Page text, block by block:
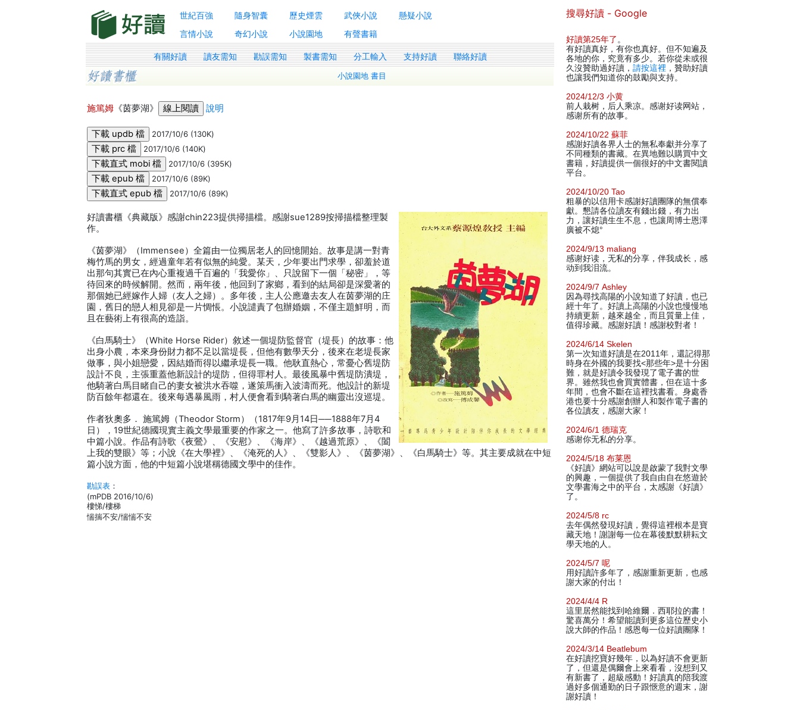
世紀百強 隨身智囊 歷史煙雲 武俠小說
懸疑小說
言情小說
奇幻小說 小說園地 有聲書籍
有關好讀 讀友需知 勘誤需知 製書需知 分工輸入 支持好讀 聯絡好讀
小說園地 書目
施篤姆 《茵夢湖》 說明
2017/10/6 (130K)
2017/10/6 (140K)
2017/10/6 (395K)
2017/10/6 (89K)
2017/10/6 (89K)
好讀書櫃《典藏版》感謝chin223提供掃描檔。感謝sue1289按掃描檔整理製
作。
《茵夢湖》（Immensee）全篇由一位獨居老人的回憶開始。故事是講一對青
梅竹馬的男女，經過童年若有似無的純愛。某天，少年要出門求學，卻羞於道
出那句其實已在內心重複過千百遍的「我愛你」、只說留下一個「秘密」，等
待回來的時候解開。然而，兩年後，他回到了家鄉，看到的結局卻是深愛著的
那個她已經嫁作人婦（友人之婦）。多年後，主人公應邀去友人在茵夢湖的庄
園，舊日的戀人相見卻是一片惆悵。小說譴責了包辦婚姻，不僅主題鮮明，而
且在藝術上有很高的造詣。
《白馬騎士》（White Horse Rider）敘述一個堤防監督官（堤長）的故事：他
出身小農，本來身份財力都不足以當堤長，但他有數學天分，後來在老堤長家
做事，與小姐戀愛，因結婚而得以繼承堤長一職。他耿直熱心，常憂心舊堤防
設計不良，主張重蓋他新設計的堤防，但得罪村人。最後風暴中舊堤防潰堤，
他騎著白馬目睹自己的妻女被洪水吞噬，遂策馬衝入波濤而死。他設計的新堤
防百餘年都還在。後來每遇暴風雨，村人便會看到騎著白馬的幽靈出沒巡堤。
作者狄奧多． 施篤姆（Theodor Storm）（1817年9月14日──1888年7月4
日），19世紀德國現實主義文學最重要的作家之一。他寫了許多故事，詩歌和
中篇小說。作品有詩歌《夜鶯》、《安慰》、《海岸》、《越過荒原》、《闔
上我的雙眼》等；小說《在大學裡》、《淹死的人》、《雙影人》、《茵夢湖》、《白馬騎士》等。其主要成就在中短
篇小說方面，他的中短篇小說堪稱德國文學中的佳作。
勘誤表 ：
(mPDB 2016/10/6)
樓悌/樓梯
惴揣不安/惴惴不安
搜尋好讀 - Google
好讀第25年了 。
有好讀真好，有你也真好。但不知遍及
各地的你，究竟有多少。若你從未或很
久沒贊助過好讀， 請按這裡 ，贊助好讀
也讓我們知道你的鼓勵與支持。
2024/12/3 小黄
前人栽树，后人乘凉。感谢好读网站，
感谢所有的故事。
2024/10/22 蘇菲
感謝好讀各界人士的無私奉獻并分享了
不同種類的書藏。在異地難以購買中文
書籍，好讀提供一個很好的中文書閱讀
平台。
2024/10/20 Tao
粗暴的以信用卡感謝好讀團隊的無償奉
獻。懇請各位讀友有錢出錢，有力出
力，讓好讀生生不息，也讓周博士恩澤
廣被不熄°
2024/9/13 maliang
感谢好读，无私的分享，伴我成长，感
动到我泪流。
2024/9/7 Ashley
因為尋找高陽的小說知道了好讀，也已
經十年了。好讀上高陽的小說也慢慢地
持續更新，越來越全，而且質量上佳，
值得珍藏。感謝好讀！感謝校對者！
2024/6/14 Skelen
第一次知道好讀是在2011年，還記得那
時身在外國的我要找<那些年>是十分困
難，就是好讀令我發現了電子書的世
界。雖然我也會買實體書，但在這十多
年間，也會不斷在這裡找書看。身處香
港也要十分感謝創辦人和製作電子書的
各位讀友，感謝大家！
2024/6/1 德瑞克
感谢你无私的分享。
2024/5/18 布莱恩
《好讀》網站可以說是啟蒙了我對文學
的興趣，一個提供了我自由自在悠遊於
文學書海之中的平台，太感謝《好讀》
了。
2024/5/8 rc
去年偶然發現好讀，覺得這裡根本是寶
藏天地！謝謝每一位在幕後默默耕耘文
學天地的人。
2024/5/7 呢
用好讀許多年了，感謝重新更新，也感
謝大家的付出！
2024/4/4 R
這里居然能找到哈維爾．西耶拉的書！
驚喜萬分！希望能讀到更多這位歷史小
說大師的作品！感恩每一位好讀團隊！
2024/3/14 Beatlebum
在好讀挖寶好幾年，以為好讀不會更新
了，但還是偶爾會上來看看，沒想到又
有新書了，超級感動！好讀真的陪我渡
過好多個通勤的日子跟愜意的週末，謝
謝好讀！